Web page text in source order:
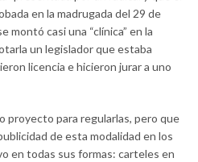
en la madrugada del 29 de
montó casi una “clínica” en la
un legislador que estaba
licencia e hicieron jurar a uno
proyecto para regularlas, pero que
de esta modalidad en los
en todas sus formas: carteles en